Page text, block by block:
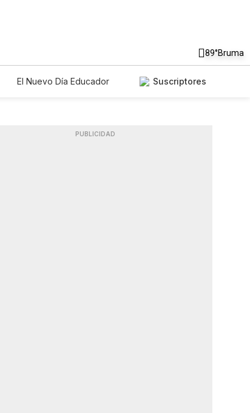
89°Bruma
El Nuevo Día Educador
Suscriptores
PUBLICIDAD